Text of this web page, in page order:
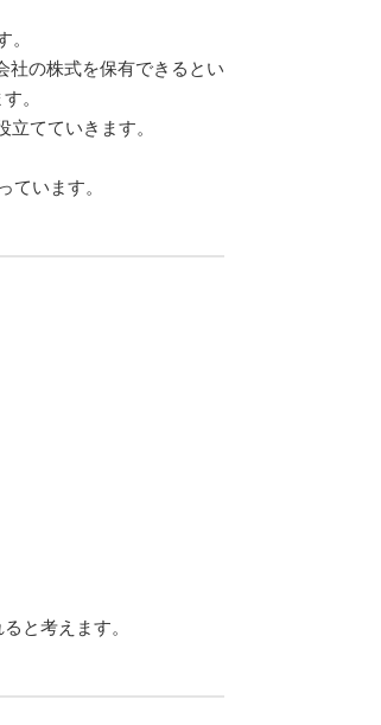
。
社の株式を保有できるとい
。
立てていきます。
ています。
と考えます。